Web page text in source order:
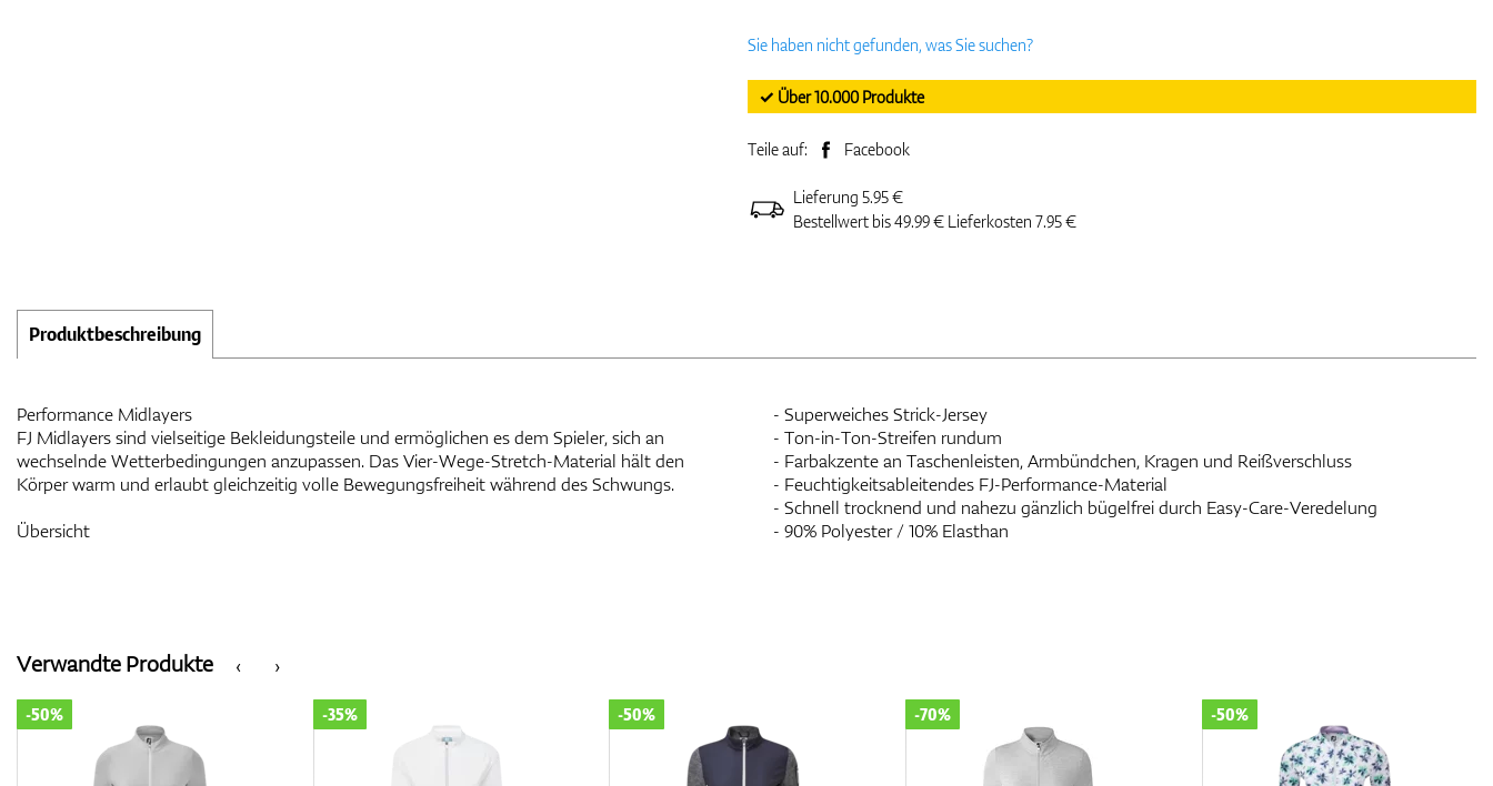
Sie haben nicht gefunden, was Sie suchen?
✓ Über 10.000 Produkte
Teile auf: Facebook
Lieferung 5.95 €
Bestellwert bis 49.99 € Lieferkosten 7.95 €
Produktbeschreibung
Performance Midlayers
FJ Midlayers sind vielseitige Bekleidungsteile und ermöglichen es dem Spieler, sich an
wechselnde Wetterbedingungen anzupassen. Das Vier-Wege-Stretch-Material hält den
Körper warm und erlaubt gleichzeitig volle Bewegungsfreiheit während des Schwungs.
Übersicht
- Superweiches Strick-Jersey
- Ton-in-Ton-Streifen rundum
- Farbakzente an Taschenleisten, Armbündchen, Kragen und Reißverschluss
- Feuchtigkeitsableitendes FJ-Performance-Material
- Schnell trocknend und nahezu gänzlich bügelfrei durch Easy-Care-Veredelung
- 90% Polyester / 10% Elasthan
‹
Verwandte Produkte ›
-35% -50% -70% -50% -50%